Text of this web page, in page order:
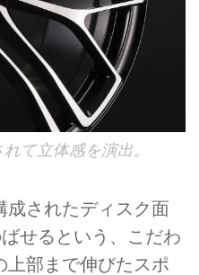
て立体感を演出。
成されたディスク面
せるという、こだわ
上部まで伸びたスポ